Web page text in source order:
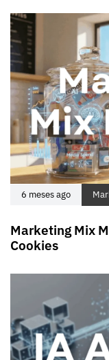
6 meses ago
Marketing Mix
Cookies